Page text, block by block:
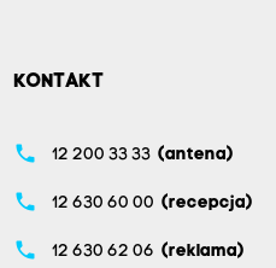
KONTAKT
phone 12 200 33 33 (antena)
phone 12 630 60 00 (recepcja)
phone 12 630 62 06 (reklama)